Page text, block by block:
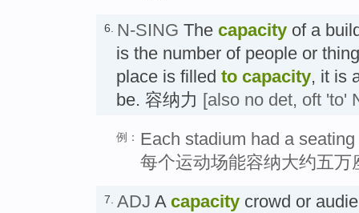
6. N-SING The capacity of a
is the number of people or
place is filled to capacity, it is
be. 容纳力 [also no det, oft 'to'
例： Each stadium had a
每个运动场能容纳大约五万
7. ADJ A capacity crowd or